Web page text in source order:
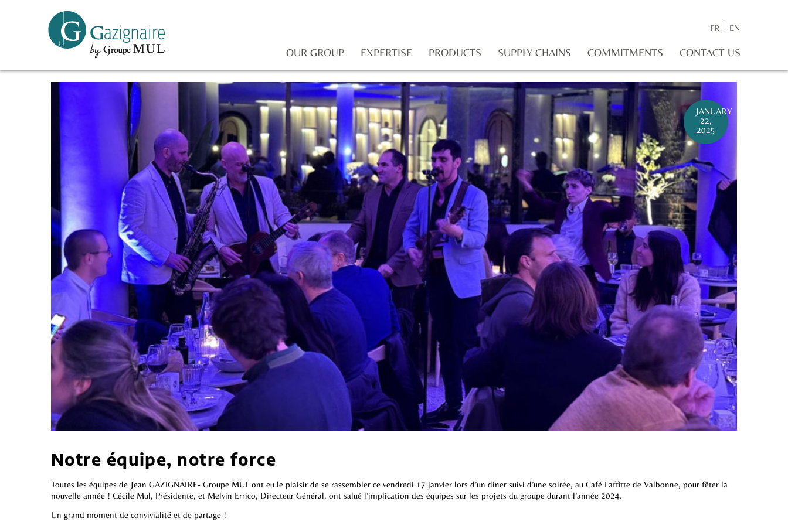
FR EN
OUR GROUP EXPERTISE PRODUCTS SUPPLY CHAINS COMMITMENTS CONTACT US
JANUARY
22,
2025
Notre équipe, notre force
Toutes les équipes de Jean GAZIGNAIRE- Groupe MUL ont eu le plaisir de se rassembler ce vendredi 17 janvier lors d’un diner suivi d’une soirée, au Café Laffitte de Valbonne, pour fêter la
nouvelle année ! Cécile Mul, Présidente, et Melvin Errico, Directeur Général, ont salué l’implication des équipes sur les projets du groupe durant l’année 2024.
Un grand moment de convivialité et de partage !